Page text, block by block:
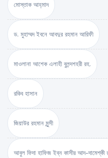
মোস্তাক আহ্‌মাদ
ড. মুহাম্মদ ইবনে আবদুর রহমান আরিফী
মাওলানা আশেক এলাহী বুলন্দশহরী রহ.
রকিব হাসান
জিয়াউর রহমান মুন্সী
আবুল ফিদা হাফিজ ইব্‌ন কাসীর আদ-দামেশ্‌কী